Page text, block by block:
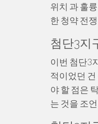
위치 과 훌
한 청약 전
첨단3지
이번 첨단3
적이었던
야 할 점은
는 것을 조